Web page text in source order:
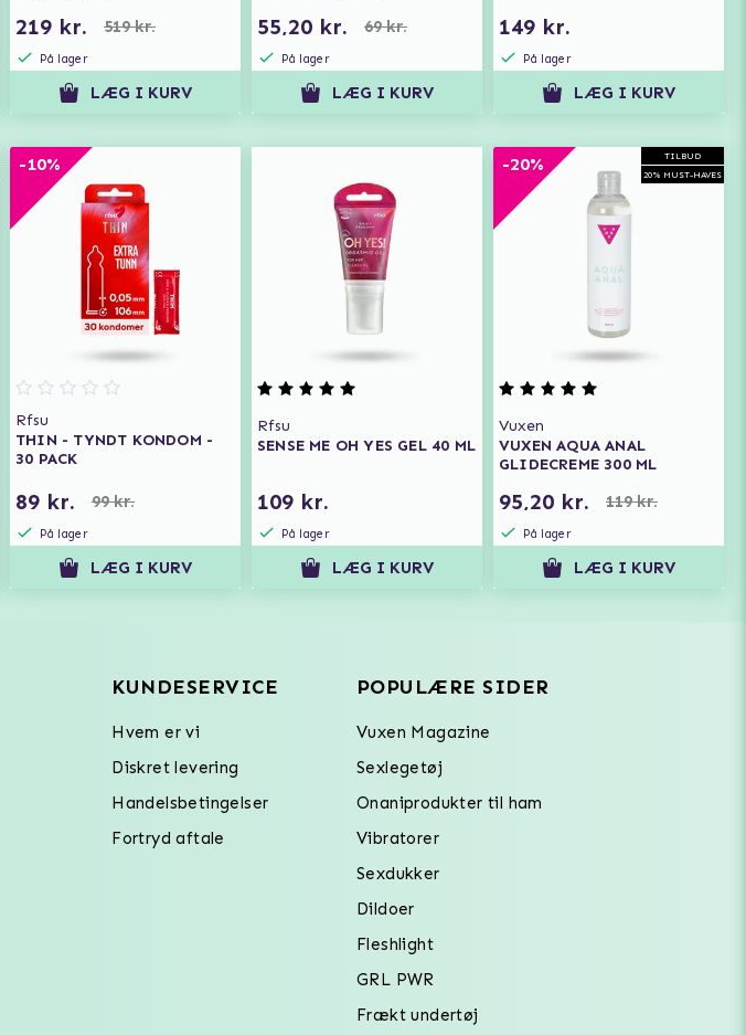
219 kr. 519 kr.
På lager
LÆG I KURV
55,20 kr. 69 kr.
På lager
LÆG I KURV
149 kr.
På lager
LÆG I KURV
-10%
Rfsu
THIN - TYNDT KONDOM -
30 PACK
89 kr. 99 kr.
På lager
LÆG I KURV
Rfsu
SENSE ME OH YES GEL 40 ML
109 kr.
På lager
LÆG I KURV
TILBUD
20% MUST-HAVES
-20%
Vuxen
VUXEN AQUA ANAL
GLIDECREME 300 ML
95,20 kr. 119 kr.
På lager
LÆG I KURV
KUNDESERVICE
Hvem er vi
Diskret levering
Handelsbetingelser
Fortryd aftale
POPULÆRE SIDER
Vuxen Magazine
Sexlegetøj
Onaniprodukter til ham
Vibratorer
Sexdukker
Dildoer
Fleshlight
GRL PWR
Frækt undertøj